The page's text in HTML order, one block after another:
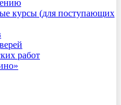
курсы (для поступающих
работ